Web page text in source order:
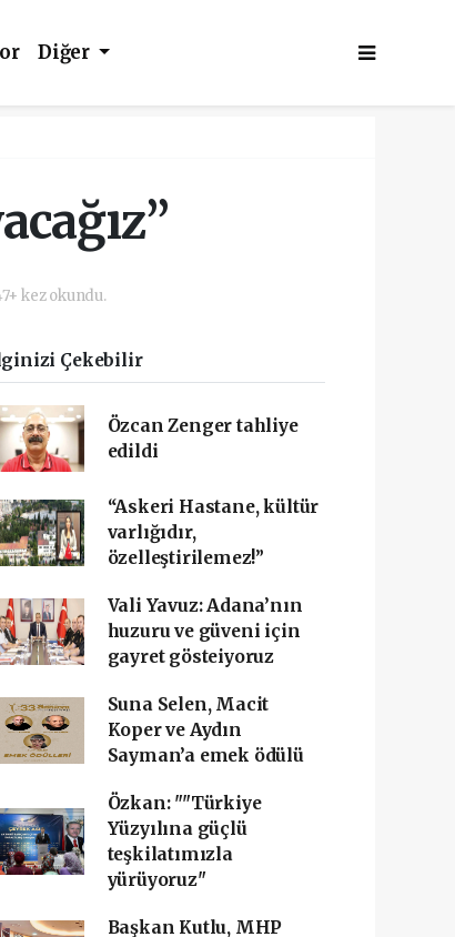
Diğer
kez okundu.
Çekebilir
Özcan Zenger tahliye
edildi
“Askeri Hastane, kültür
varlığıdır,
özelleştirilemez!”
Vali Yavuz: Adana’nın
huzuru ve güveni için
gayret gösteiyoruz
Suna Selen, Macit
Koper ve Aydın
Sayman’a emek ödülü
Özkan: ""Türkiye
Yüzyılına güçlü
teşkilatımızla
yürüyoruz"
Başkan Kutlu, MHP